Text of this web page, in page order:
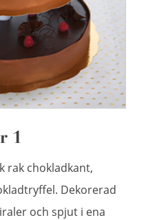
1
rak chokladkant,
Dekorerad
och spjut i ena